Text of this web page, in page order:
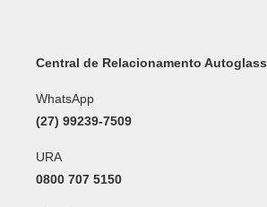
Central de Relacionamento Autoglass
WhatsApp
(27) 99239-7509
URA
0800 707 5150